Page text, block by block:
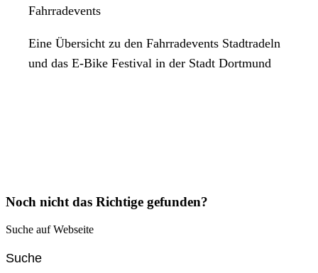
Fahrradevents
Eine Übersicht zu den Fahrradevents Stadtradeln
und das E-Bike Festival in der Stadt Dortmund
Noch nicht das Richtige gefunden?
Suche auf Webseite